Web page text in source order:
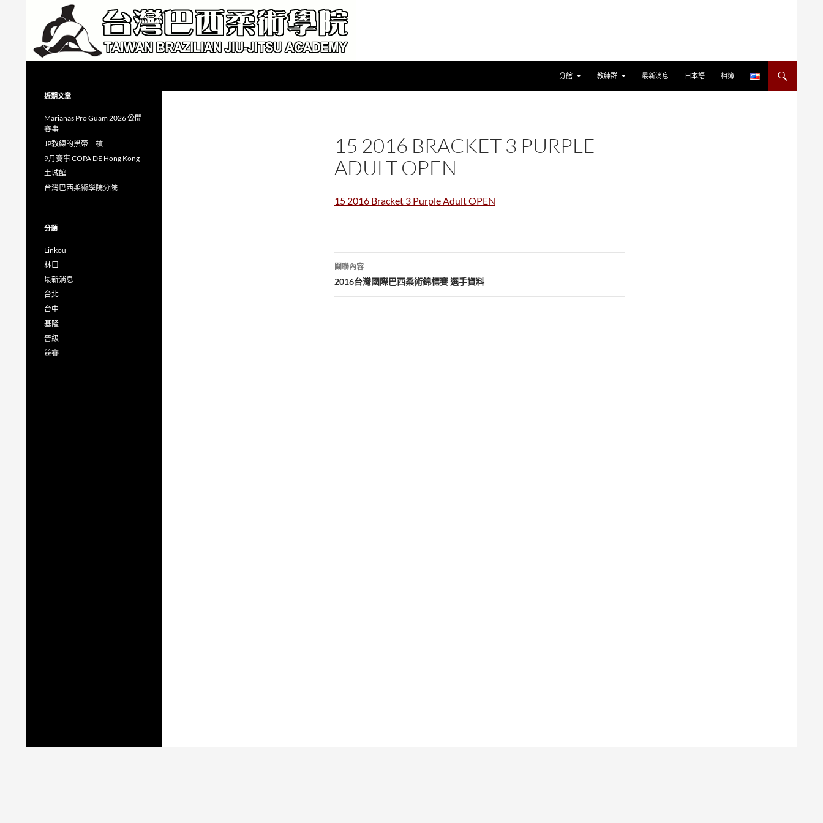
分館 教練群 最新消息 日本語 相簿
15 2016 BRACKET 3 PURPLE
ADULT OPEN
15 2016 Bracket 3 Purple Adult OPEN
文
章
關聯內容
2016台灣國際巴西柔術錦標賽 選手資料
近期文章
Marianas Pro Guam 2026 公開
賽事
JP教練的黑帶一槓
9月賽事 COPA DE Hong Kong
土城館
台灣巴西柔術學院分院
分類
Linkou
林口
最新消息
台北
台中
基隆
晉級
競賽